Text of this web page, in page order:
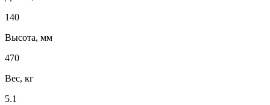
140
Высота, мм
470
Вес, кг
5.1